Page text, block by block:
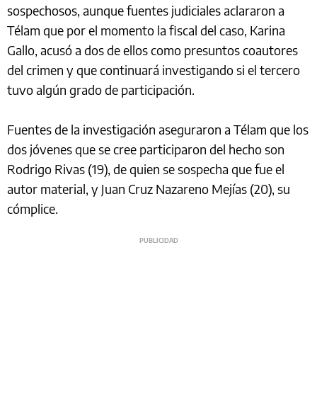
sospechosos, aunque fuentes judiciales aclararon a
Télam que por el momento la fiscal del caso, Karina
Gallo, acusó a dos de ellos como presuntos coautores
del crimen y que continuará investigando si el tercero
tuvo algún grado de participación.
Fuentes de la investigación aseguraron a Télam que los
dos jóvenes que se cree participaron del hecho son
Rodrigo Rivas (19), de quien se sospecha que fue el
autor material, y Juan Cruz Nazareno Mejías (20), su
cómplice.